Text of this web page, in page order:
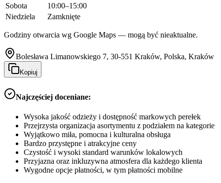
Sobota
10:00–15:00
Niedziela
Zamknięte
Godziny otwarcia wg Google Maps — mogą być nieaktualne.
Bolesława Limanowskiego 7, 30-551 Kraków, Polska, Kraków
Kopiuj
Najczęściej doceniane:
Wysoka jakość odzieży i dostępność markowych perełek
Przejrzysta organizacja asortymentu z podziałem na kategorie
Wyjątkowo miła, pomocna i kulturalna obsługa
Bardzo przystępne i atrakcyjne ceny
Czystość i wysoki standard warunków lokalowych
Przyjazna oraz inkluzywna atmosfera dla każdego klienta
Wygodne opcje płatności, w tym płatności mobilne